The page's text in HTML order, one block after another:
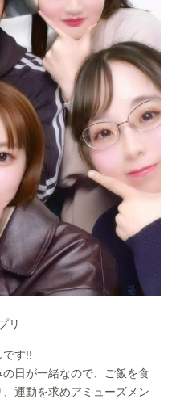
リ
です!!
日が一緒なので、ご飯を食
運動を求めアミューズメン